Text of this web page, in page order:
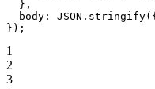
  },
  body:
JSON . stringify
});
1
2
3